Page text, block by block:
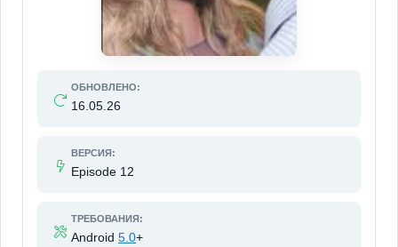
ОБНОВЛЕНО:
16.05.26
ВЕРСИЯ:
Episode 12
ТРЕБОВАНИЯ:
Android 5.0+